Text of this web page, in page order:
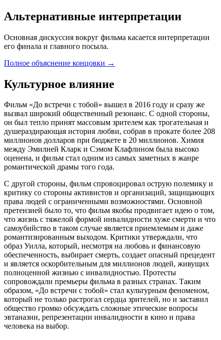
Альтернативные интерпретации
Основная дискуссия вокруг фильма касается интерпретации
его финала и главного посыла.
Полное объяснение концовки →
Культурное влияние
Фильм «До встречи с тобой» вышел в 2016 году и сразу же
вызвал широкий общественный резонанс. С одной стороны,
он был тепло принят массовым зрителем как трогательная и
душераздирающая история любви, собрав в прокате более 208
миллионов долларов при бюджете в 20 миллионов. Химия
между Эмилией Кларк и Сэмом Клафлином была высоко
оценена, и фильм стал одним из самых заметных в жанре
романтической драмы того года.
С другой стороны, фильм спровоцировал острую полемику и
критику со стороны активистов и организаций, защищающих
права людей с ограниченными возможностями. Основной
претензией было то, что фильм якобы продвигает идею о том,
что жизнь с тяжелой формой инвалидности хуже смерти и что
самоубийство в таком случае является приемлемым и даже
романтизированным выходом. Критики утверждали, что
образ Уилла, который, несмотря на любовь и финансовую
обеспеченность, выбирает смерть, создает опасный прецедент
и является оскорбительным для миллионов людей, живущих
полноценной жизнью с инвалидностью. Протесты
сопровождали премьеры фильма в разных странах. Таким
образом, «До встречи с тобой» стал культурным феноменом,
который не только растрогал сердца зрителей, но и заставил
общество громко обсуждать сложные этические вопросы
эвтаназии, репрезентации инвалидности в кино и права
человека на выбор.